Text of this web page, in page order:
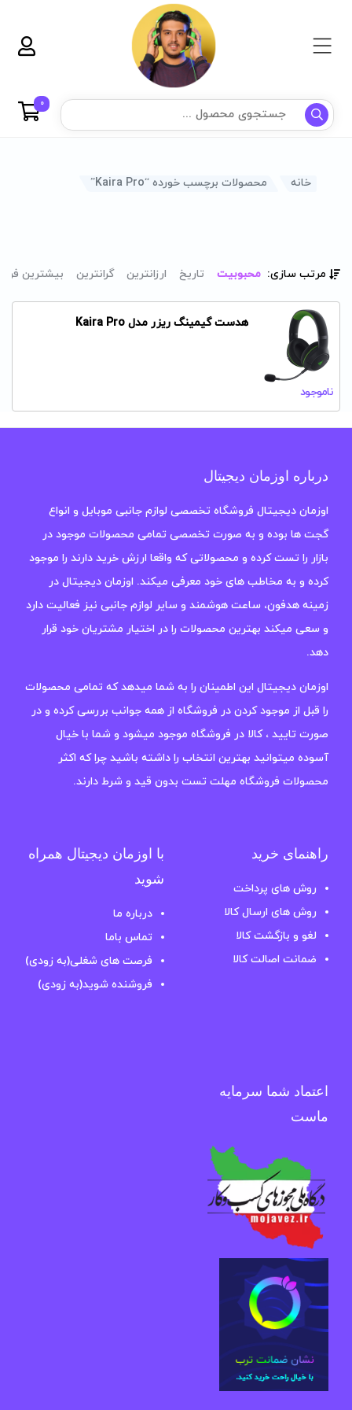
0
خانه محصولات برچسب خورده “Kaira Pro”
مرتب سازی: محبوبیت تاریخ ارزانترین گرانترین بیشترین
هدست گیمینگ ریزر مدل Kaira Pro
ناموجود
درباره اوزمان دیجیتال
اوزمان دیجیتال فروشگاه تخصصی لوازم جانبی موبایل و انواع
گجت ها بوده و به صورت تخصصی تمامی محصولات موجود در
بازار را تست کرده و محصولاتی که واقعا ارزش خرید دارند را موجود
کرده و به مخاطب های خود معرفی میکند. اوزمان دیجیتال در
زمینه هدفون، ساعت هوشمند و سایر لوازم جانبی نیز فعالیت دارد
و سعی میکند بهترین محصولات را در اختیار مشتریان خود قرار
دهد.
اوزمان دیجیتال این اطمینان را به شما میدهد که تمامی محصولات
را قبل از موجود کردن در فروشگاه از همه جوانب بررسی کرده و در
صورت تایید ، کالا در فروشگاه موجود میشود و شما با خیال
آسوده میتوانید بهترین انتخاب را داشته باشید چرا که اکثر
محصولات فروشگاه مهلت تست بدون قید و شرط دارند.
راهنمای خرید
روش های پرداخت
روش های ارسال کالا
لغو و بازگشت کالا
ضمانت اصالت کالا
با اوزمان دیجیتال همراه
شوید
درباره ما
تماس باما
فرصت های شغلی(به زودی)
فروشنده شوید(به زودی)
اعتماد شما سرمایه
ماست